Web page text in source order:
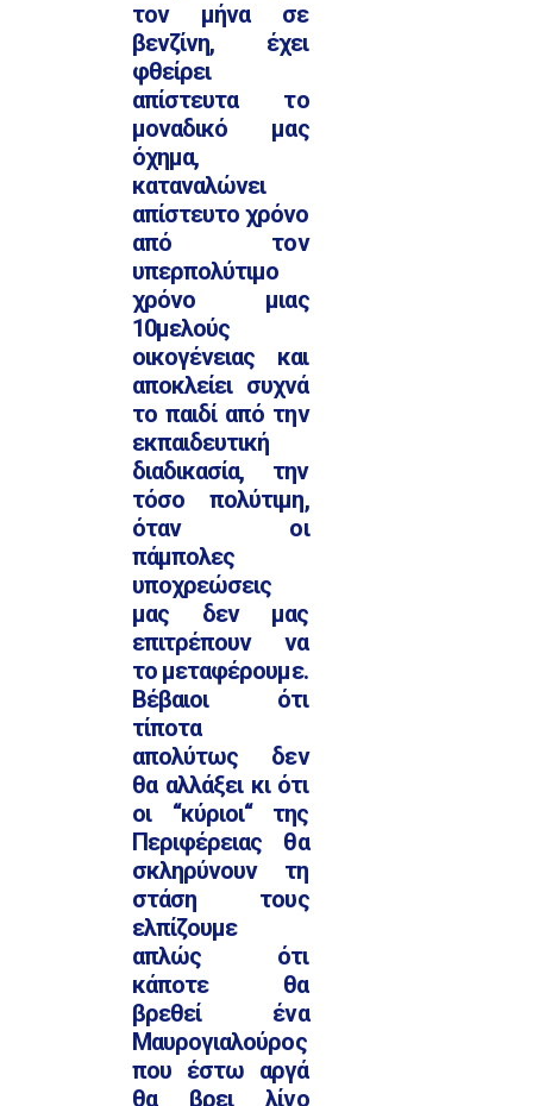
τον μήνα σε
βενζίνη, έχει
φθείρει
απίστευτα το
μοναδικό μας
όχημα,
καταναλώνει
απίστευτο χρόνο
από τον
υπερπολύτιμο
χρόνο μιας
10μελούς
οικογένειας και
αποκλείει συχνά
το παιδί από την
εκπαιδευτική
διαδικασία, την
τόσο πολύτιμη,
όταν οι
πάμπολες
υποχρεώσεις
μας δεν μας
επιτρέπουν να
το μεταφέρουμε.
Βέβαιοι ότι
τίποτα
απολύτως δεν
θα αλλάξει κι ότι
οι ‘‘κύριοι‘‘ της
Περιφέρειας θα
σκληρύνουν τη
στάση τους
ελπίζουμε
απλώς ότι
κάποτε θα
βρεθεί ένα
Μαυρογιαλούρος
που έστω αργά
θα βρει λίγο